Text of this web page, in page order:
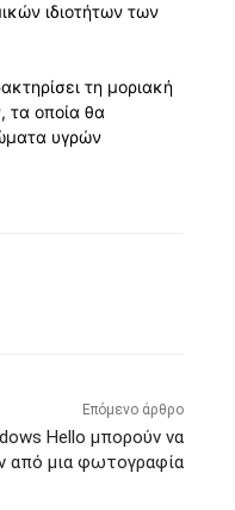
ιδιοτήτων των
τη μοριακή
τα οποία θα
υγρών
Επόμενο άρθρο
Hello μπορούν να
από μια φωτογραφία